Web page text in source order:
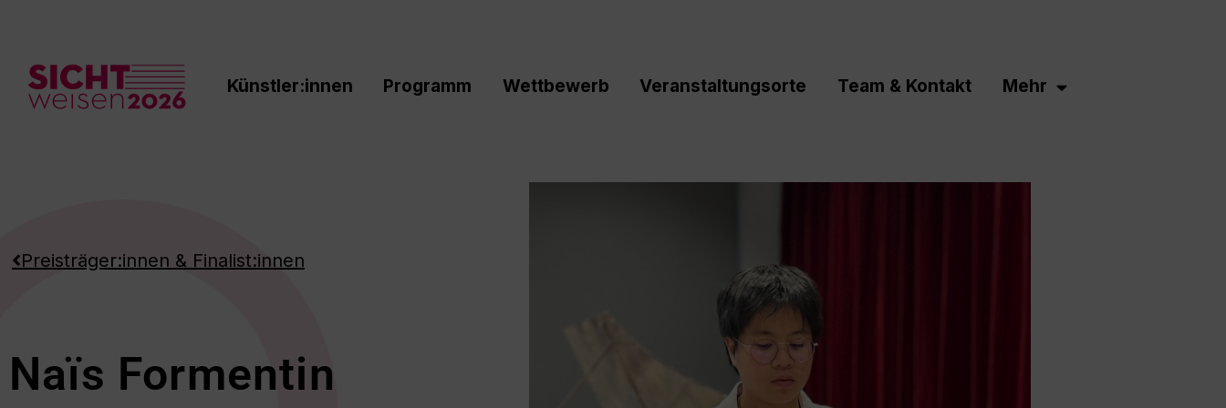
springen
Künstler:innen Programm Wettbewerb Veranstaltungsorte Team & Kontakt Mehr
Preisträger:innen & Finalist:innen
Naïs Formentin